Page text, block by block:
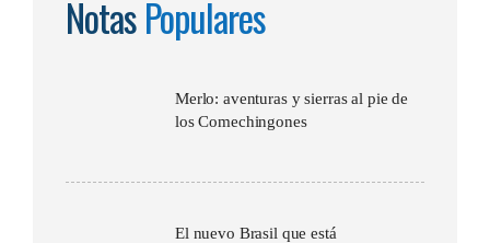
NotasPopulares
Merlo: aventuras y sierras al pie de
los Comechingones
El nuevo Brasil que está